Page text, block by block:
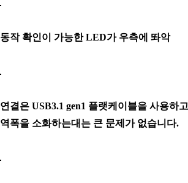
동작 확인이 가능한 LED가 우측에 똬악
연결은 USB3.1 gen1 플랫케이블을 사용하
역폭을 소화하는대는 큰 문제가 없습니다.